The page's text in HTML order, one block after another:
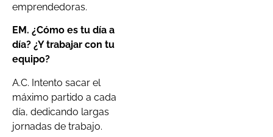
emprendedoras.
EM. ¿Cómo es tu día a
día? ¿Y trabajar con tu
equipo?
A.C. Intento sacar el
máximo partido a cada
día, dedicando largas
jornadas de trabajo.